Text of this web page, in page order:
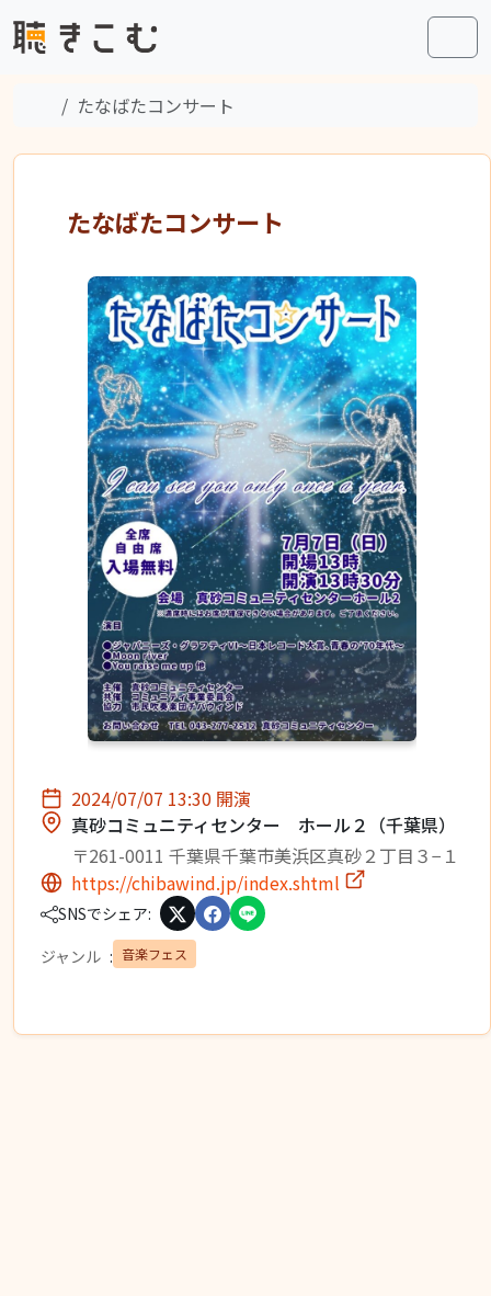
Home
たなばたコンサート
たなばたコンサート
2024/07/07 13:30 開演
真砂コミュニティセンター ホール２（千葉県）
〒261-0011 千葉県千葉市美浜区真砂２丁目３−１
https://chibawind.jp/index.shtml
SNSでシェア:
ジャンル : 音楽フェス